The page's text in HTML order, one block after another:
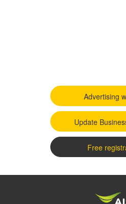
Advertising
Update
Free